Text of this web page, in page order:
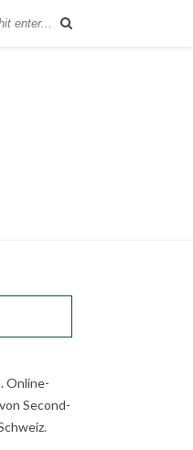
Online-
Second-